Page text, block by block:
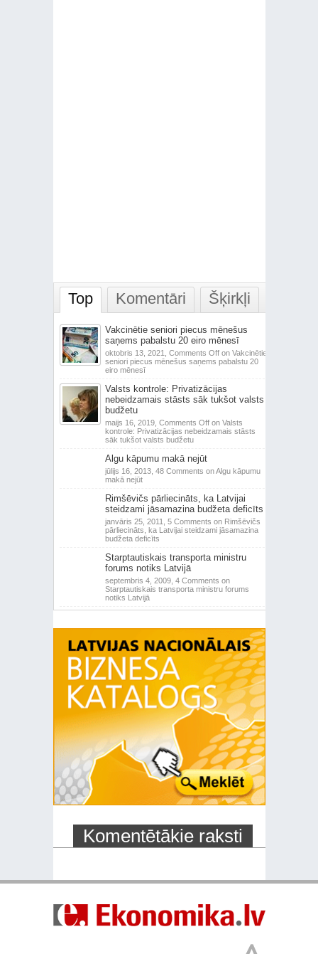
Top Komentāri Šķirkļi
Vakcinētie seniori piecus mēnešus
saņems pabalstu 20 eiro mēnesī
oktobris 13, 2021, Comments Offon Vakcinētie
seniori piecus mēnešus saņems pabalstu 20
eiro mēnesī
Valsts kontrole: Privatizācijas
nebeidzamais stāsts sāk tukšot valsts
budžetu
maijs 16, 2019, Comments Offon Valsts
kontrole: Privatizācijas nebeidzamais stāsts
sāk tukšot valsts budžetu
Algu kāpumu makā nejūt
jūlijs 16, 2013, 48 Comments on Algu kāpumu
makā nejūt
Rimšēvičs pārliecināts, ka Latvijai
steidzami jāsamazina budžeta deficīts
janvāris 25, 2011, 5 Comments on Rimšēvičs
pārliecināts, ka Latvijai steidzami jāsamazina
budžeta deficīts
Starptautiskais transporta ministru
forums notiks Latvijā
septembris 4, 2009, 4 Comments on
Starptautiskais transporta ministru forums
notiks Latvijā
Komentētākie raksti